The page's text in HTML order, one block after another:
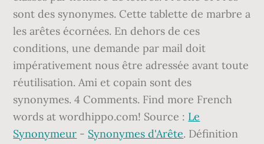
Le
Synonymeur - Synonymes d'Arête. Définition